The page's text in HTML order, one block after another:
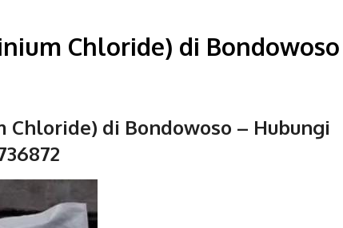
Chloride) di Bondowoso
Chloride) di Bondowoso – Hubungi